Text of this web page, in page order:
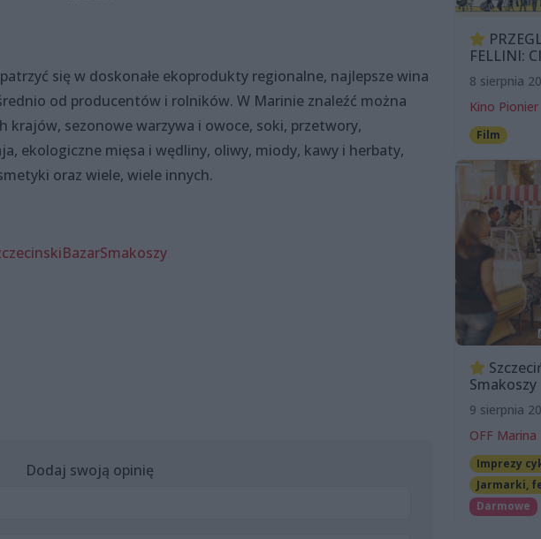
się w doskonałe ekoprodukty regionalne, najlepsze wina
od producentów i rolników. W Marinie znaleźć można
krajów, sezonowe warzywa i owoce, soki, przetwory,
ekologiczne mięsa i wędliny, oliwy, miody, kawy i herbaty,
oraz wiele, wiele innych.
Dodaj swoją opinię
FELLINI:
8 sierpnia
Kino Pionier
Film
Smakoszy
9 sierpnia
OFF Marina
Imprezy
Jarmarki,
Darmowe